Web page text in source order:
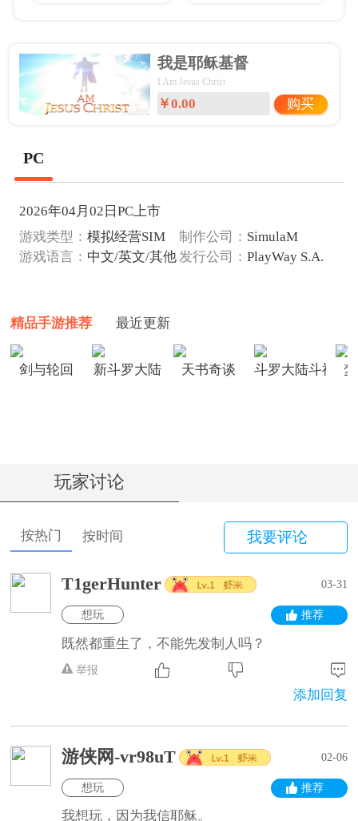
我是耶稣基督
I Am Jesus Christ
￥0.00 购买
PC
2026年04月02日PC上市
游戏类型： 模拟经营SIM 制作公司： SimulaM
游戏语言： 中文/英文/其他发行公司： PlayWay S.A.
精品手游推荐 最近更新
剑与轮回 新斗罗大陆 天书奇谈 斗罗大陆斗神再
玩家讨论
按热门 按时间 我要评论
T1gerHunter 03-31
想玩 推荐
既然都重生了，不能先发制人吗？
举报
添加回复
游侠网-vr98uT 02-06
想玩 推荐
我想玩，因为我信耶稣。